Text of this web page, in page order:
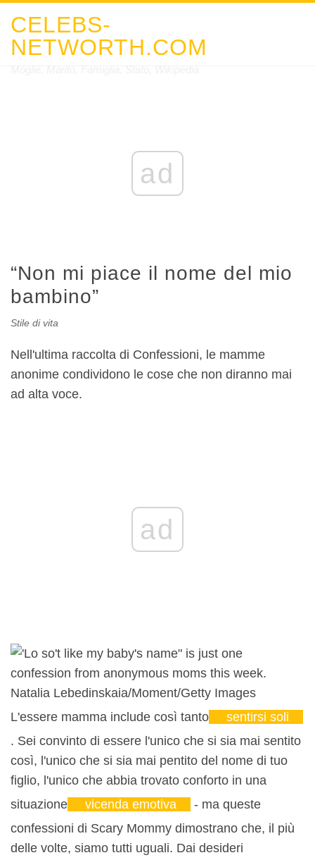
CELEBS-
NETWORTH.COM
ad
“Non mi piace il nome del mio
bambino”
Stile di vita
Nell'ultima raccolta di Confessioni, le mamme
anonime condividono le cose che non diranno mai
ad alta voce.
ad
Natalia Lebedinskaia/Moment/Getty Images
L'essere mamma include così tanto
sentirsi soli
. Sei convinto di essere l'unico che si sia mai sentito
così, l'unico che si sia mai pentito del nome di tuo
figlio, l'unico che abbia trovato conforto in una
situazione
vicenda emotiva
- ma queste
confessioni di Scary Mommy dimostrano che, il più
delle volte, siamo tutti uguali. Dai desideri